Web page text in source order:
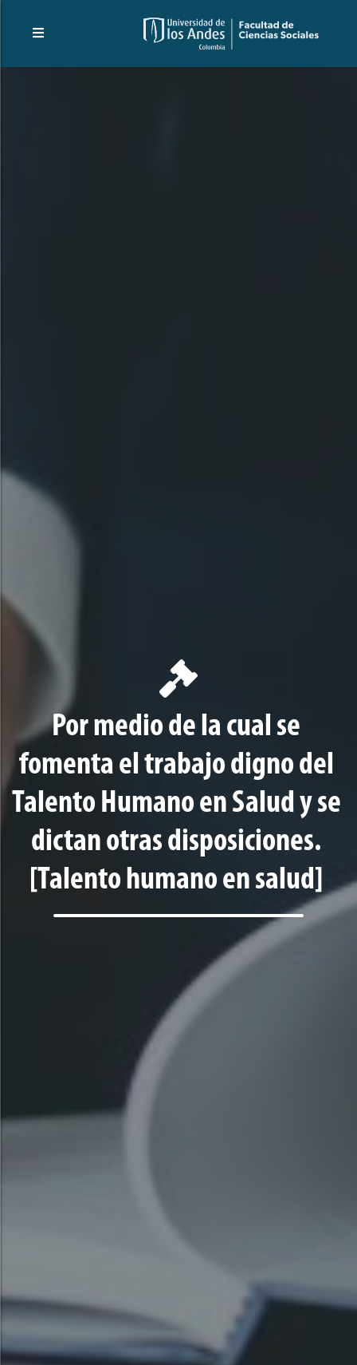
Por medio de la cual se
fomenta el trabajo digno del
Talento Humano en Salud y se
dictan otras disposiciones.
[Talento humano en salud]